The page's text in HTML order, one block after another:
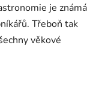
je známá
Třeboň tak
věkové